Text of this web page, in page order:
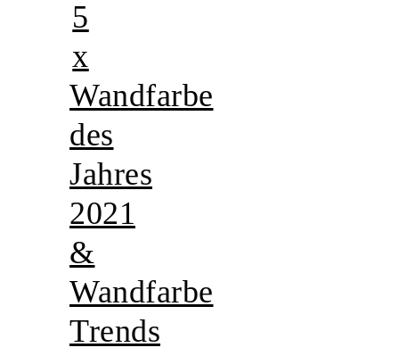
5
x
Wandfarbe
des
Jahres
2021
&
Wandfarbe
Trends